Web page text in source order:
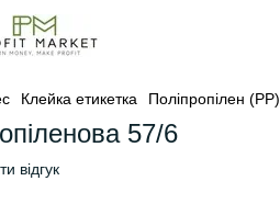
Клейка етикетка Поліпропілен (PP)
57/6
відгук